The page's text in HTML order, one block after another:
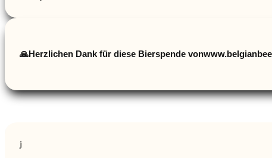
🙏Herzlichen Dank für diese Bierspende von
j